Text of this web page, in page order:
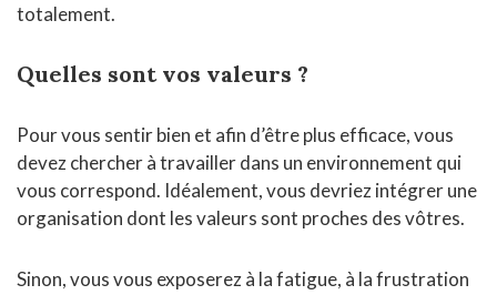
totalement.
Quelles sont vos valeurs ?
Pour vous sentir bien et afin d’être plus efficace, vous
devez chercher à travailler dans un environnement qui
vous correspond. Idéalement, vous devriez intégrer une
organisation dont les valeurs sont proches des vôtres.
Sinon, vous vous exposerez à la fatigue, à la frustration